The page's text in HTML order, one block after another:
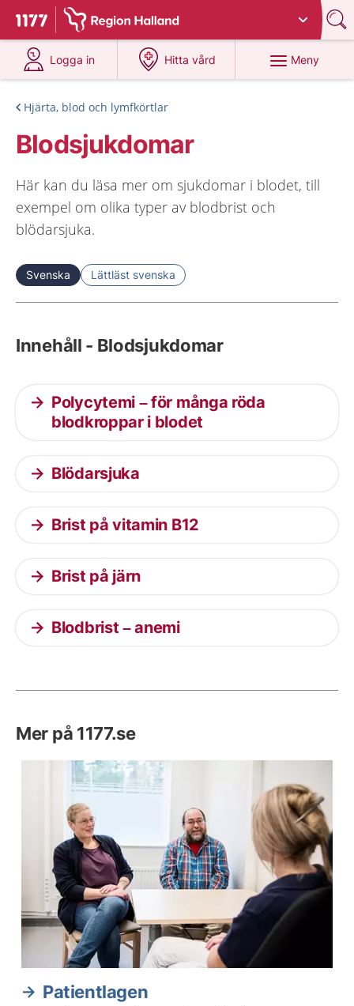
Till startsidan för 1177
Du har valt region Halland
Logga in
på 1177.se
Hitta vård
på 1177.se
Meny
Hjärta, blod och lymfkörtlar
Blodsjukdomar
Här kan du läsa mer om sjukdomar i blodet, till
exempel om olika typer av blodbrist och
blödarsjuka.
Svenska Lättläst svenska
Innehåll - Blodsjukdomar
Polycytemi – för många röda
blodkroppar i blodet
Blödarsjuka
Brist på vitamin B12
Brist på järn
Blodbrist – anemi
Mer på 1177.se
Patientlagen